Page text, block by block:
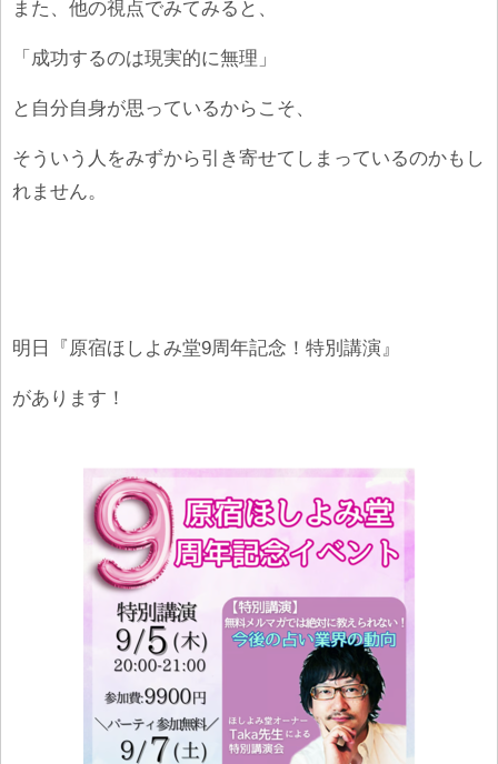
また、他の視点でみてみると、
「成功するのは現実的に無理」
と自分自身が思っているからこそ、
そういう人をみずから引き寄せてしまっているのかもし
れません。
明日『原宿ほしよみ堂9周年記念！特別講演』
があります！